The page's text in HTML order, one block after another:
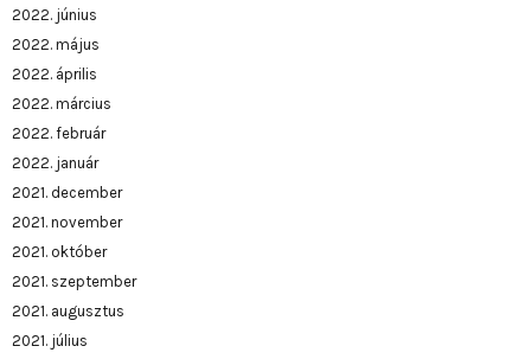
2022. június
2022. május
2022. április
2022. március
2022. február
2022. január
2021. december
2021. november
2021. október
2021. szeptember
2021. augusztus
2021. július